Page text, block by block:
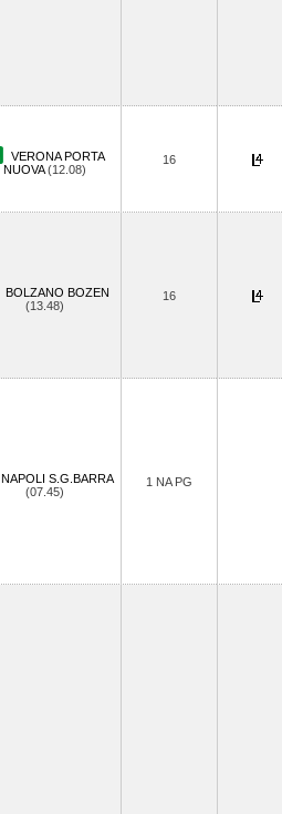
VERONA PORTA
NUOVA(12.08)
16
BOLZANO BOZEN
(13.48)
16
NAPOLI S.G.BARRA
(07.45)
1 NA PG